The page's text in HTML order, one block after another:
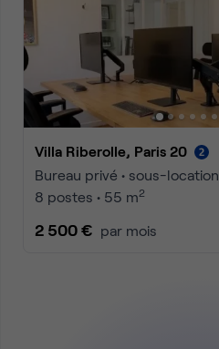
Villa Riberolle, Paris 20
Bureau privé • sous-location
8 postes • 55 m2
2 500 € par mois